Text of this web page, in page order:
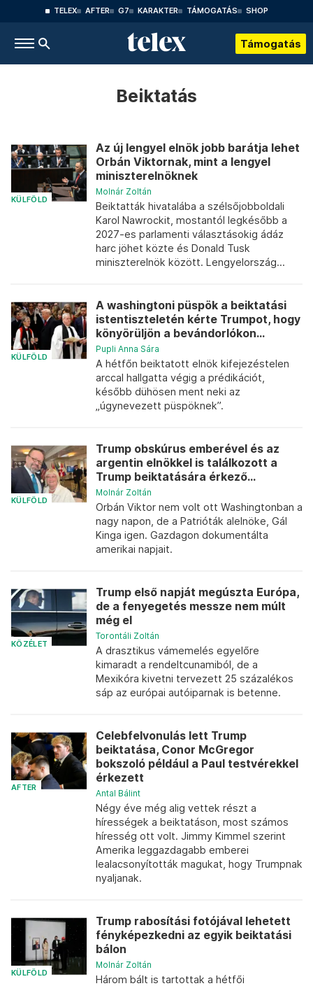
TELEX AFTER G7 KARAKTER TÁMOGATÁS SHOP
Támogatás
Beiktatás
KÜLFÖLD
Az új lengyel elnök jobb barátja lehet
Orbán Viktornak, mint a lengyel
miniszterelnöknek
Molnár Zoltán
Beiktatták hivatalába a szélsőjobboldali
Karol Nawrockit, mostantól legkésőbb a
2027-es parlamenti választásokig ádáz
harc jöhet közte és Donald Tusk
miniszterelnök között. Lengyelország...
KÜLFÖLD
A washingtoni püspök a beiktatási
istentiszteletén kérte Trumpot, hogy
könyörüljön a bevándorlókon...
Pupli Anna Sára
A hétfőn beiktatott elnök kifejezéstelen
arccal hallgatta végig a prédikációt,
később dühösen ment neki az
„úgynevezett püspöknek”.
KÜLFÖLD
Trump obskúrus emberével és az
argentin elnökkel is találkozott a
Trump beiktatására érkező...
Molnár Zoltán
Orbán Viktor nem volt ott Washingtonban a
nagy napon, de a Patrióták alelnöke, Gál
Kinga igen. Gazdagon dokumentálta
amerikai napjait.
KÖZÉLET
Trump első napját megúszta Európa,
de a fenyegetés messze nem múlt
még el
Torontáli Zoltán
A drasztikus vámemelés egyelőre
kimaradt a rendeltcunamiból, de a
Mexikóra kivetni tervezett 25 százalékos
sáp az európai autóiparnak is betenne.
AFTER
Celebfelvonulás lett Trump
beiktatása, Conor McGregor
bokszoló például a Paul testvérekkel
érkezett
Antal Bálint
Négy éve még alig vettek részt a
hírességek a beiktatáson, most számos
híresség ott volt. Jimmy Kimmel szerint
Amerika leggazdagabb emberei
lealacsonyították magukat, hogy Trumpnak
nyaljanak.
KÜLFÖLD
Trump rabosítási fotójával lehetett
fényképezkedni az egyik beiktatási
bálon
Molnár Zoltán
Három bált is tartottak a hétfői